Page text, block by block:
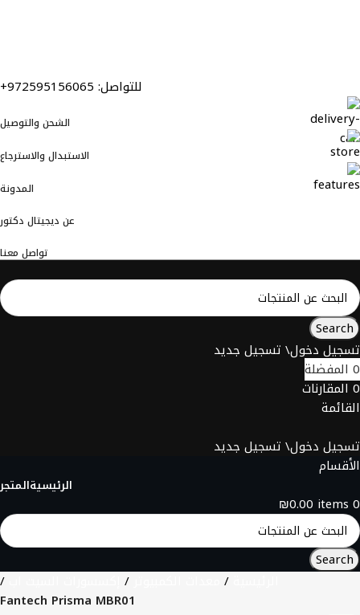
للتواصل: 972595156065+
الشحن والتوصيل
الاستبدال والاسترجاع
المدونة
عن ديجيتال دكتور
تواصل معنا
Search
تسجيل دخول\ تسجيل جديد
0 المفضلة
0 المقارنات
القائمة
تسجيل دخول\ تسجيل جديد
الأقسام
الرئيسيةالمتجر
0
items
₪0.00
Search
Fantech Prisma MBR01